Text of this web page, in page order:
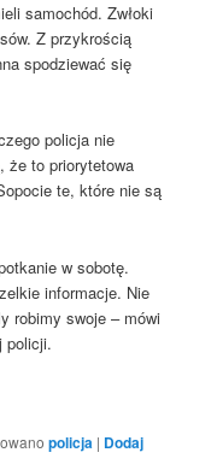
samochód. Zwłoki
Z przykrością
spodziewać się
policja nie
że to priorytetowa
te, które nie są
w sobotę.
informacje. Nie
robimy swoje – mówi
policji.
policja | Dodaj